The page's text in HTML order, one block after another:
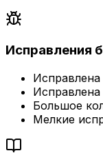
Исправления
Большое
Мелкие